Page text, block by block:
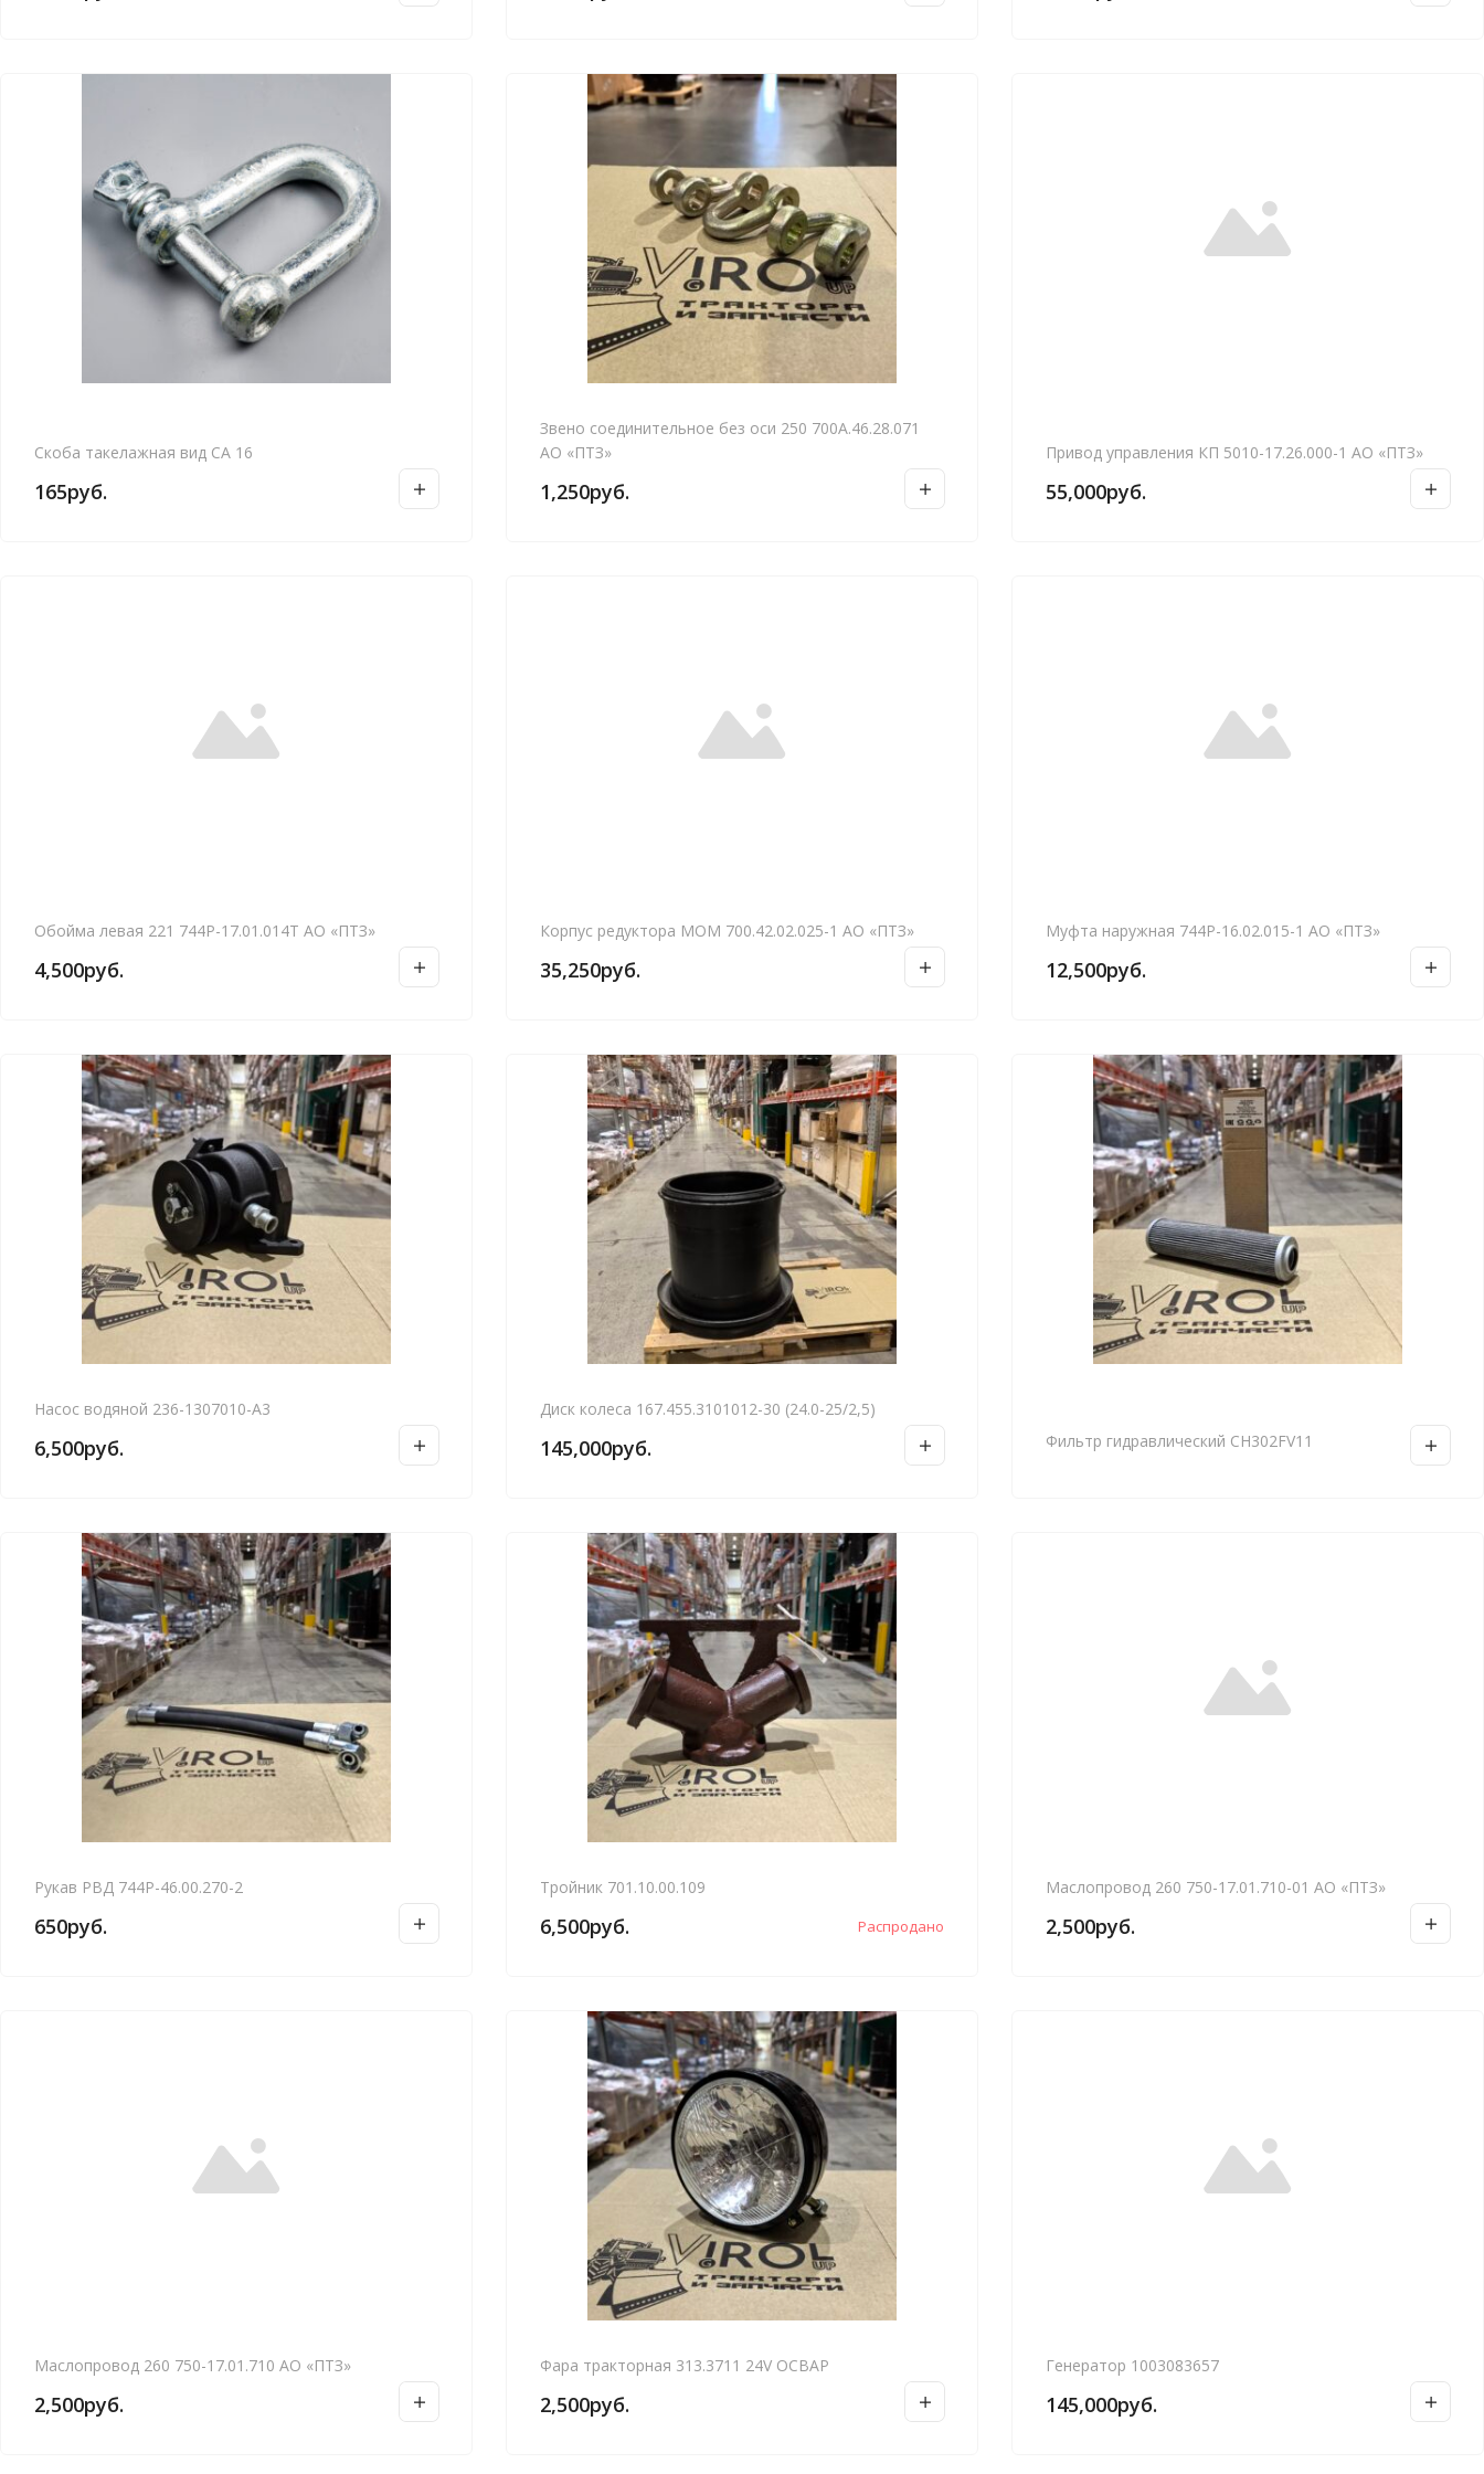
Скоба такелажная вид СА 16
165руб.
Звено соединительное без оси 250 700А.46.28.071
АО «ПТЗ»
1,250руб.
Привод управления КП 5010-17.26.000-1 АО «ПТЗ»
55,000руб.
Обойма левая 221 744Р-17.01.014Т АО «ПТЗ»
4,500руб.
Корпус редуктора МОМ 700.42.02.025-1 АО «ПТЗ»
35,250руб.
Муфта наружная 744Р-16.02.015-1 АО «ПТЗ»
12,500руб.
Насос водяной 236-1307010-А3
6,500руб.
Диск колеса 167.455.3101012-30 (24.0-25/2,5)
145,000руб. Фильтр гидравлический CH302FV11
Рукав РВД 744Р-46.00.270-2
650руб.
Тройник 701.10.00.109
6,500руб. Распродано
Маслопровод 260 750-17.01.710-01 АО «ПТЗ»
2,500руб.
Маслопровод 260 750-17.01.710 АО «ПТЗ»
2,500руб.
Фара тракторная 313.3711 24V ОСВАР
2,500руб.
Генератор 1003083657
145,000руб.